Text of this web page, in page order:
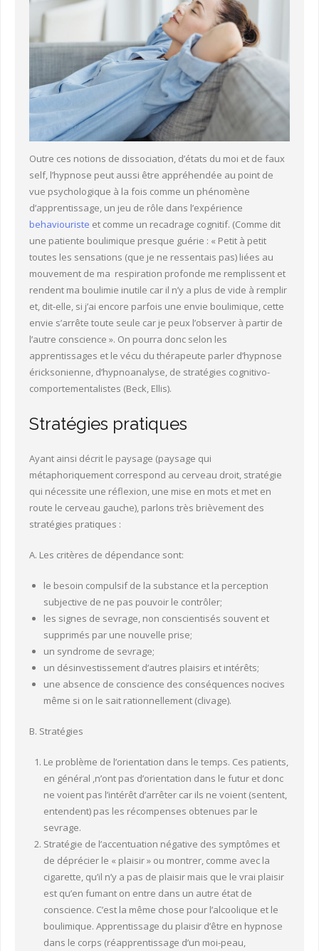
Outre ces notions de dissociation, d’états du moi et de faux
self, l’hypnose peut aussi être appréhendée au point de
vue psychologique à la fois comme un phénomène
d’apprentissage, un jeu de rôle dans l’expérience
behaviouriste et comme un recadrage cognitif. (Comme dit
une patiente boulimique presque guérie : « Petit à petit
toutes les sensations (que je ne ressentais pas) liées au
mouvement de ma respiration profonde me remplissent et
rendent ma boulimie inutile car il n’y a plus de vide à remplir
et, dit-elle, si j’ai encore parfois une envie boulimique, cette
envie s’arrête toute seule car je peux l’observer à partir de
l’autre conscience ». On pourra donc selon les
apprentissages et le vécu du thérapeute parler d’hypnose
éricksonienne, d’hypnoanalyse, de stratégies cognitivo-
comportementalistes (Beck, Ellis).
Stratégies pratiques
Ayant ainsi décrit le paysage (paysage qui
métaphoriquement correspond au cerveau droit, stratégie
qui nécessite une réflexion, une mise en mots et met en
route le cerveau gauche), parlons très brièvement des
stratégies pratiques :
A. Les critères de dépendance sont:
le besoin compulsif de la substance et la perception
subjective de ne pas pouvoir le contrôler;
les signes de sevrage, non conscientisés souvent et
supprimés par une nouvelle prise;
un syndrome de sevrage;
un désinvestissement d’autres plaisirs et intérêts;
une absence de conscience des conséquences nocives
même si on le sait rationnellement (clivage).
B. Stratégies
Le problème de l’orientation dans le temps. Ces patients,
en général ,n’ont pas d’orientation dans le futur et donc
ne voient pas l’intérêt d’arrêter car ils ne voient (sentent,
entendent) pas les récompenses obtenues par le
sevrage.
Stratégie de l’accentuation négative des symptômes et
de déprécier le « plaisir » ou montrer, comme avec la
cigarette, qu’il n’y a pas de plaisir mais que le vrai plaisir
est qu’en fumant on entre dans un autre état de
conscience. C’est la même chose pour l’alcoolique et le
boulimique. Apprentissage du plaisir d’être en hypnose
dans le corps (réapprentissage d’un moi-peau,